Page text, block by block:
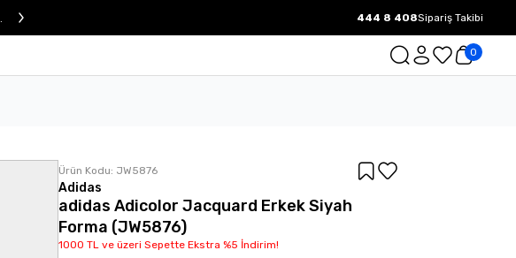
1000 TL ve üzeri Ücretsiz Kargo.
444 8 408Sipariş Takibi
0
Ürün Kodu: JW5876
Adidas
adidas Adicolor Jacquard Erkek Siyah
Forma (JW5876)
1000 TL ve üzeri Sepette Ekstra %5 İndirim!